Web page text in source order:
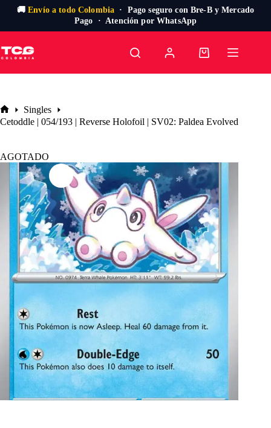
🚚Envío a todo Colombia · Pago seguro con Bre-B y Mercado
Pago · Atención por WhatsApp
al
contenido
Carro
Inicio
Singles
Cetoddle | 054/193 | Reverse Holofoil | SV02: Paldea Evolved
AGOTADO